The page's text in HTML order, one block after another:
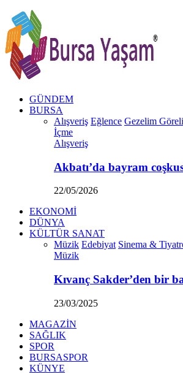
GÜNDEM
BURSA
Alışveriş Eğlence Gezelim
İçme
Alışveriş
Akbatı’da bayram
22/05/2026
EKONOMİ
DÜNYA
KÜLTÜR SANAT
Müzik Edebiyat Sinema &
Müzik
Kıvanç Sakder’den bir
23/03/2025
MAGAZİN
SAĞLIK
SPOR
BURSASPOR
KÜNYE